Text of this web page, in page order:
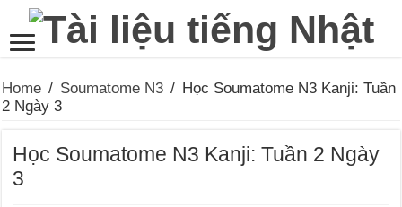
Home / Soumatome N3 / Học Soumatome N3 Kanji: Tuần
2 Ngày 3
Học Soumatome N3 Kanji: Tuần 2 Ngày
3